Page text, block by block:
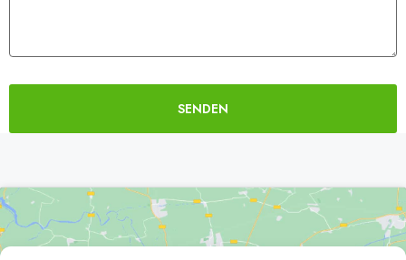
SENDEN